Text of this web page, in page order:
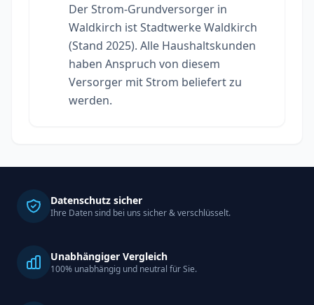
Der Strom-Grundversorger in
Waldkirch ist Stadtwerke Waldkirch
(Stand 2025). Alle Haushaltskunden
haben Anspruch von diesem
Versorger mit Strom beliefert zu
werden.
Datenschutz sicher
Ihre Daten sind bei uns sicher & verschlüsselt.
Unabhängiger Vergleich
100% unabhängig und neutral für Sie.